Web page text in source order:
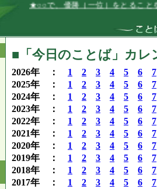
★○○で、優勝（一位）をとることを信じ
■「今日のことば」カ
2026年 ： 1 2 3 4 5 6
7
2025年 ： 1 2 3 4 5 6
7
2024年 ： 1 2 3 4 5 6
7
2023年 ： 1 2 3 4 5 6
7
2022年 ： 1 2 3 4 5 6
7
2021年 ： 1 2 3 4 5 6
7
2020年 ： 1 2 3 4 5 6
7
2019年 ： 1 2 3 4 5 6
7
2018年 ： 1 2 3 4 5 6
7
2017年 ： 1 2 3 4 5 6
7